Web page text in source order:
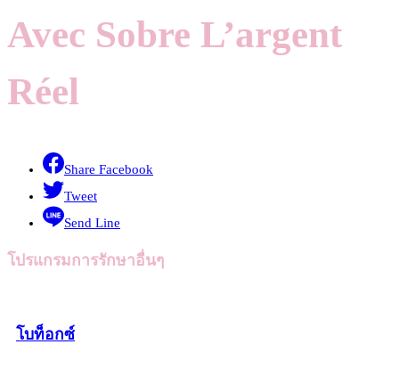
Avec Sobre L’argent
Réel
Share Facebook
Tweet
Send Line
โปรแกรมการรักษาอื่นๆ
โบท็อกซ์